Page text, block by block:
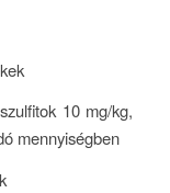
10 mg/kg,
mennyiségben